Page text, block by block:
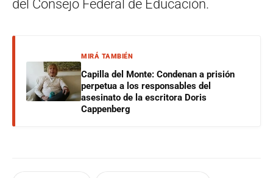
del Consejo Federal de Educación.
MIRÁ TAMBIÉN
Capilla del Monte: Condenan a prisión
perpetua a los responsables del
asesinato de la escritora Doris
Cappenberg